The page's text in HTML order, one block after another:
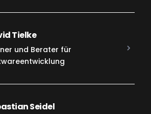
Tielke
und Berater für
Seidel